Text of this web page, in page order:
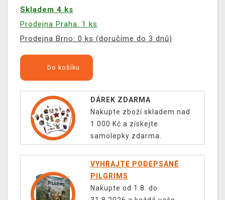
Skladem 4 ks
Prodejna Praha: 1 ks
Prodejna Brno: 0 ks (doručíme do 3 dnů)
Do košíku
DÁREK ZDARMA
Nakupte zboží skladem nad
1 000 Kč a získejte
samolepky zdarma.
VYHRAJTE PODEPSANÉ
PILGRIMS
Nakupte od 1.8. do